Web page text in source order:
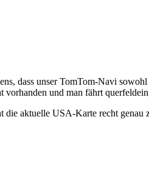
dass unser TomTom-Navi
und man fährt
die aktuelle USA-Karte recht genau